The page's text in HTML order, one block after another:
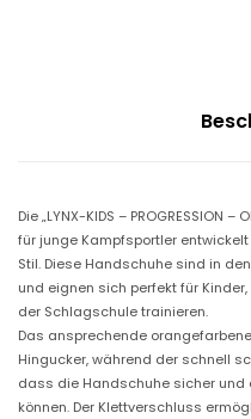
R
E
E
N
-
m
i
t
K
Die „LYNX-KIDS – PROGRESSION
für junge Kampfsportler
Stil. Diese Handschuhe sind in
und eignen sich perfekt für
der Schlagschule trainieren.
Das ansprechende
Hingucker, während der schnell
dass die Handschuhe sicher
können. Der Klettverschluss